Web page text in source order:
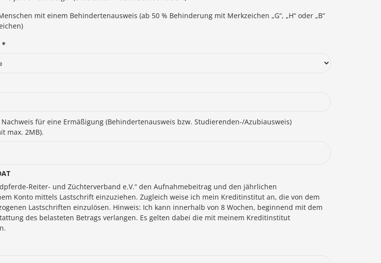
mit einem Behindertenausweis (ab 50 % Behinderung mit Merkzeichen „G“, „H“ oder „B“
für eine Ermäßigung (Behindertenausweis bzw. Studierenden-/Azubiausweis)
max. 2MB).
Reiter- und Züchterverband e.V.“ den Aufnahmebeitrag und den jährlichen
Konto mittels Lastschrift einzuziehen. Zugleich weise ich mein Kreditinstitut an, die von dem
Lastschriften einzulösen. Hinweis: Ich kann innerhalb von 8 Wochen, beginnend mit dem
des belasteten Betrags verlangen. Es gelten dabei die mit meinem Kreditinstitut